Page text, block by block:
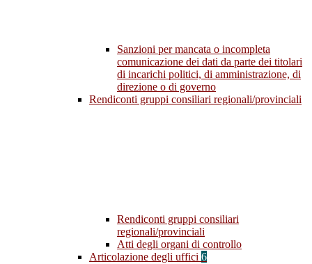
Sanzioni per mancata o incompleta
comunicazione dei dati da parte dei titolari
di incarichi politici, di amministrazione, di
direzione o di governo
Rendiconti gruppi consiliari regionali/provinciali
Rendiconti gruppi consiliari
regionali/provinciali
Atti degli organi di controllo
Articolazione degli uffici 6